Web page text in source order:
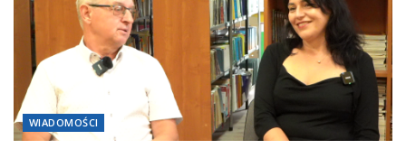
WIADOMOŚCI